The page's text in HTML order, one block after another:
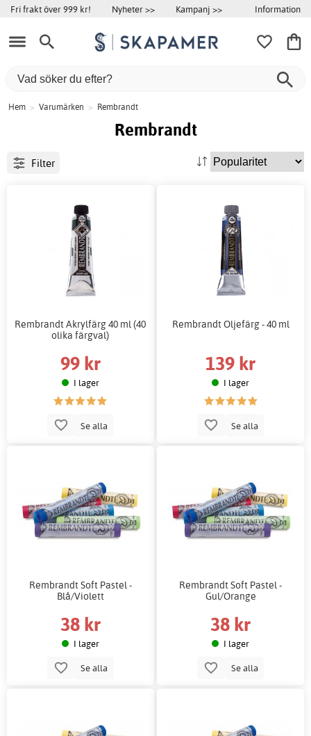
Fri frakt över 999 kr! Nyheter >> Kampanj >> Information
Hem > Varumärken > Rembrandt
Rembrandt
Filter
Rembrandt Akrylfärg 40 ml (40
olika färgval)
99 kr
I lager
Se alla
Rembrandt Oljefärg - 40 ml
139 kr
I lager
Se alla
Rembrandt Soft Pastel -
Blå/Violett
38 kr
I lager
Se alla
Rembrandt Soft Pastel -
Gul/Orange
38 kr
I lager
Se alla